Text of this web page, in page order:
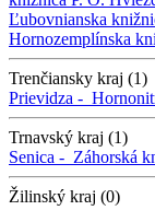
Ľubovnianska
Hornozemplínska
Trenčiansky kraj (1)
Prievidza -
Trnavský kraj (1)
Senica - Záhorská
Žilinský kraj (0)